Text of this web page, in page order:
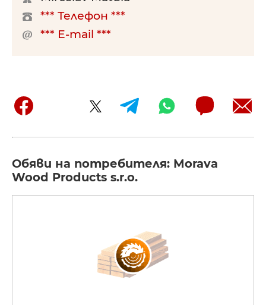
*** Телефон ***
*** E-mail ***
Обяви на потребителя: Morava
Wood Products s.r.o.